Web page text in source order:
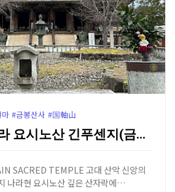
#금봉산사 #国軸山
[세계유산] 나라 요시노산 긴푸센지(금봉산사)와 자오도…
SACRED TEMPLE 고대 산악 신앙의
나라현 요시노산 깊은 산자락에…